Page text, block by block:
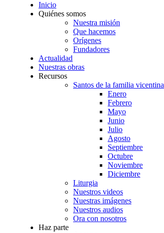
Inicio
Quiénes somos
Nuestra misión
Que hacemos
Orígenes
Fundadores
Actualidad
Nuestras obras
Recursos
Santos de la familia vicentina
Enero
Febrero
Mayo
Junio
Julio
Agosto
Septiembre
Octubre
Noviembre
Diciembre
Liturgia
Nuestros videos
Nuestras imágenes
Nuestros audios
Ora con nosotros
Haz parte